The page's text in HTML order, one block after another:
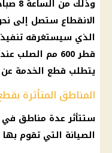
الذي سيستغرقه
قطر 600 مم
يتطلب قطع الخدمة
المناطق المتأثرة
ستتأثر عدة مناطق في
الصيانة التي تقوم